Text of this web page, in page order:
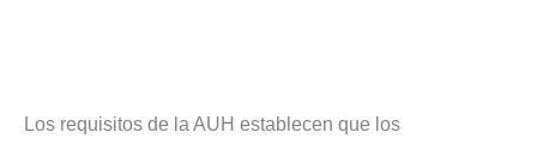
Los requisitos de la AUH establecen que los